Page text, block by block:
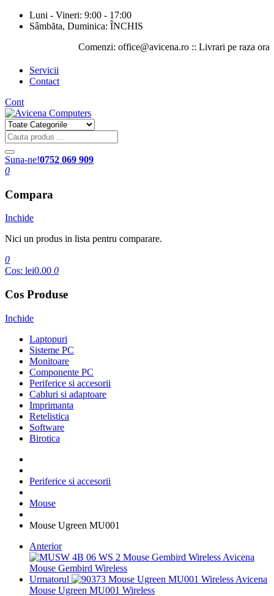
Luni - Vineri: 9:00 - 17:00
Sâmbăta, Duminica: ÎNCHIS
Comenzi: office@avicena.ro :: Livrari pe raza
Servicii
Contact
Cont
Suna-ne!0752 069 909
0
Compara
Inchide
Nici un produs in lista pentru comparare.
0
Cos: lei0.00 0
Cos Produse
Inchide
Laptopuri
Sisteme PC
Monitoare
Componente PC
Periferice si accesorii
Cabluri si adaptoare
Imprimanta
Retelistica
Software
Birotica
Periferice si accesorii
Mouse
Mouse Ugreen MU001
Anterior
Mouse Gembird Wireless
Urmatorul
Mouse Ugreen MU001 Wireless